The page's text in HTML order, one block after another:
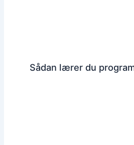
Sådan lærer du